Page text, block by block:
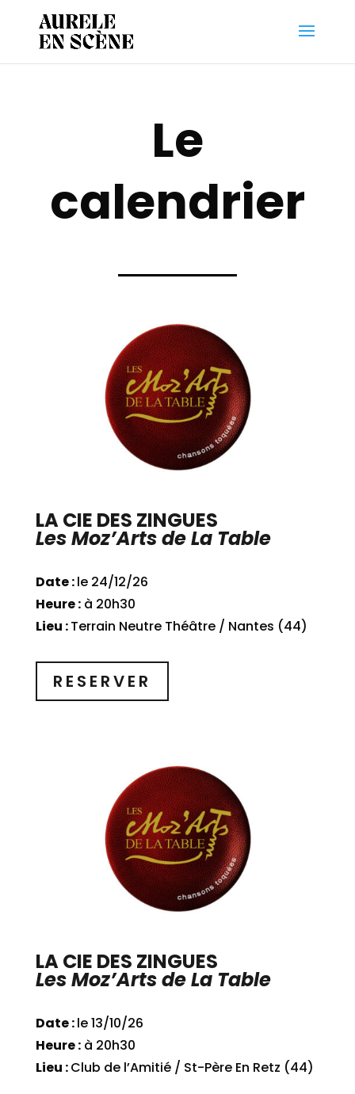
Le
calendrier
LA CIE DES ZINGUES
Les Moz’Arts de La Table
Date :le 24/12/26
Heure :à 20h30
Lieu :Terrain Neutre Théâtre / Nantes (44)
RESERVER
LA CIE DES ZINGUES
Les Moz’Arts de La Table
Date :le 13/10/26
Heure :à 20h30
Lieu :Club de l’Amitié / St-Père En Retz (44)